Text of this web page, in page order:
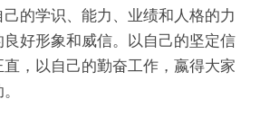
的学识、能力、业绩和人格的力
好形象和威信。以自己的坚定信
，以自己的勤奋工作，嬴得大家